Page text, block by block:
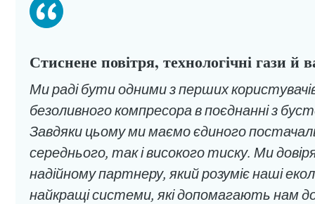
Стиснене повітря, технологічні гази й
Ми раді бути одними з перших
безоливного компресора в поєднанні з
Завдяки цьому ми маємо єдиного
середнього, так і високого тиску. Ми
надійному партнеру, який розуміє наші
найкращі системи, які допомагають нам